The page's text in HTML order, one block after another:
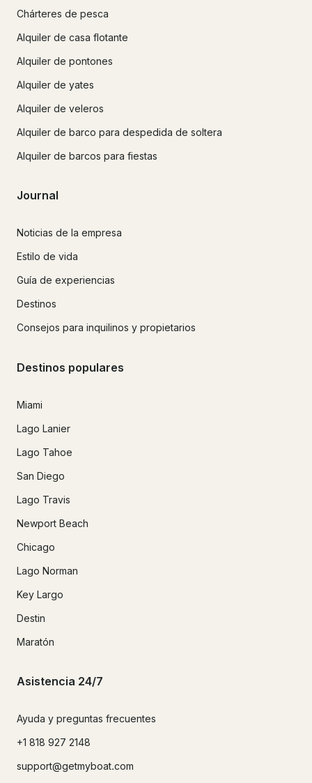
Chárteres de pesca
Alquiler de casa flotante
Alquiler de pontones
Alquiler de yates
Alquiler de veleros
Alquiler de barco para despedida de soltera
Alquiler de barcos para fiestas
Journal
Noticias de la empresa
Estilo de vida
Guía de experiencias
Destinos
Consejos para inquilinos y propietarios
Destinos populares
Miami
Lago Lanier
Lago Tahoe
San Diego
Lago Travis
Newport Beach
Chicago
Lago Norman
Key Largo
Destin
Maratón
Asistencia 24/7
Ayuda y preguntas frecuentes
+1 818 927 2148
support@getmyboat.com